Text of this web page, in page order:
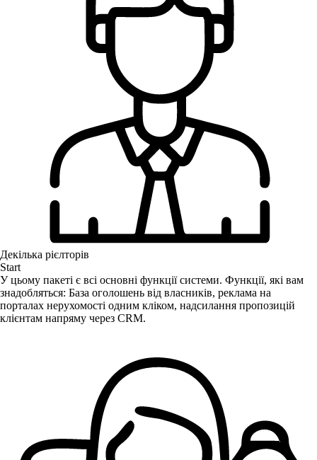
Декілька рієлторів
Start
У цьому пакеті є всі основні функції системи. Функції, які вам
знадобляться: База оголошень від власників, реклама на
порталах нерухомості одним кліком, надсилання пропозицій
клієнтам напряму через CRM.